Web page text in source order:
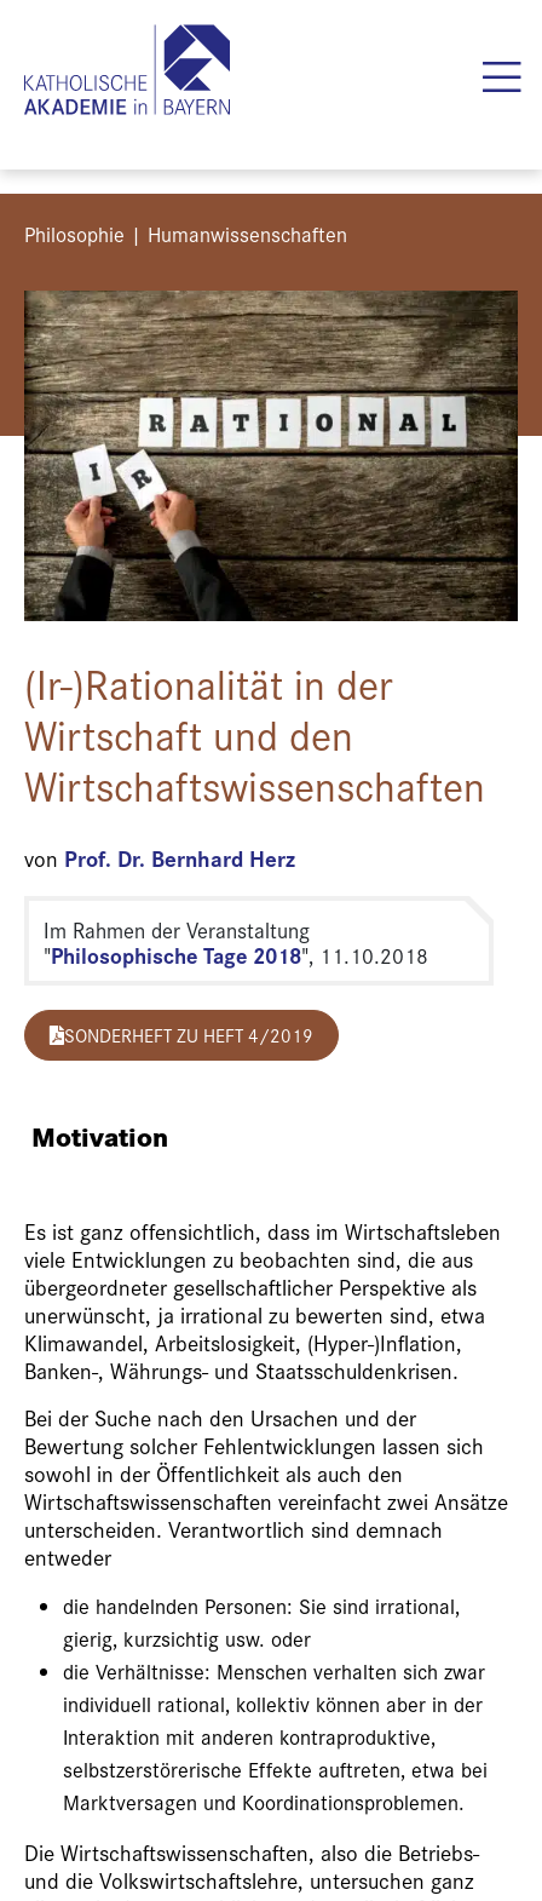
Philosophie | Humanwissenschaften
(Ir-)Rationalität in der
Wirtschaft und den
Wirtschaftswissenschaften
von Prof. Dr. Bernhard Herz
Im Rahmen der Veranstaltung
"Philosophische Tage 2018", 11.10.2018
SONDERHEFT ZU HEFT 4/2019
Motivation
Es ist ganz offensichtlich, dass im Wirtschaftsleben
viele Entwicklungen zu beobachten sind, die aus
übergeordneter gesellschaftlicher Perspektive als
unerwünscht, ja irrational zu bewerten sind, etwa
Klimawandel, Arbeitslosigkeit, (Hyper-)Inflation,
Banken-, Währungs- und Staatsschuldenkrisen.
Bei der Suche nach den Ursachen und der
Bewertung solcher Fehlentwicklungen lassen sich
sowohl in der Öffentlichkeit als auch den
Wirtschaftswissenschaften vereinfacht zwei Ansätze
unterscheiden. Verantwortlich sind demnach
entweder
die handelnden Personen: Sie sind irrational,
gierig, kurzsichtig usw. oder
die Verhältnisse: Menschen verhalten sich zwar
individuell rational, kollektiv können aber in der
Interaktion mit anderen kontraproduktive,
selbstzerstörerische Effekte auftreten, etwa bei
Marktversagen und Koordinationsproblemen.
Die Wirtschaftswissenschaften, also die Betriebs-
und die Volkswirtschaftslehre, untersuchen ganz